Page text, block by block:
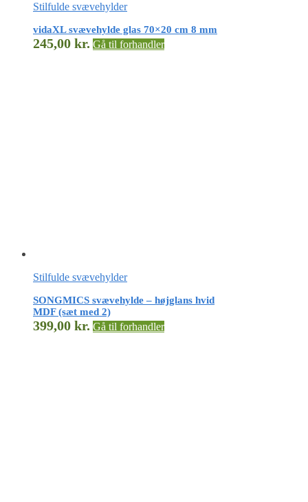
Stilfulde svævehylder
vidaXL svævehylde glas 70×20 cm 8 mm
245,00 kr. Gå til forhandler
Stilfulde svævehylder
SONGMICS svævehylde – højglans hvid
MDF (sæt med 2)
399,00 kr. Gå til forhandler